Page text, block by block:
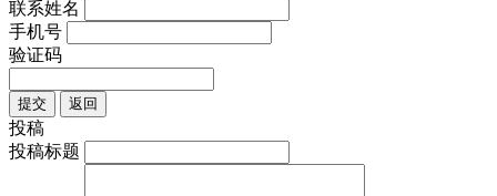
联系姓名
手机号
验证码
提交 返回
投稿
投稿标题